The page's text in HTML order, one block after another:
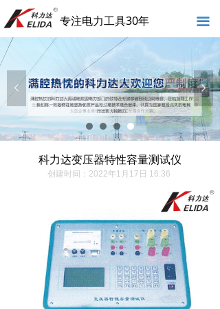
끀
넳 넲
专注电力工具30年
科力达变压器特性容量测试仪
创建时间： 2022年1月17日 16:36